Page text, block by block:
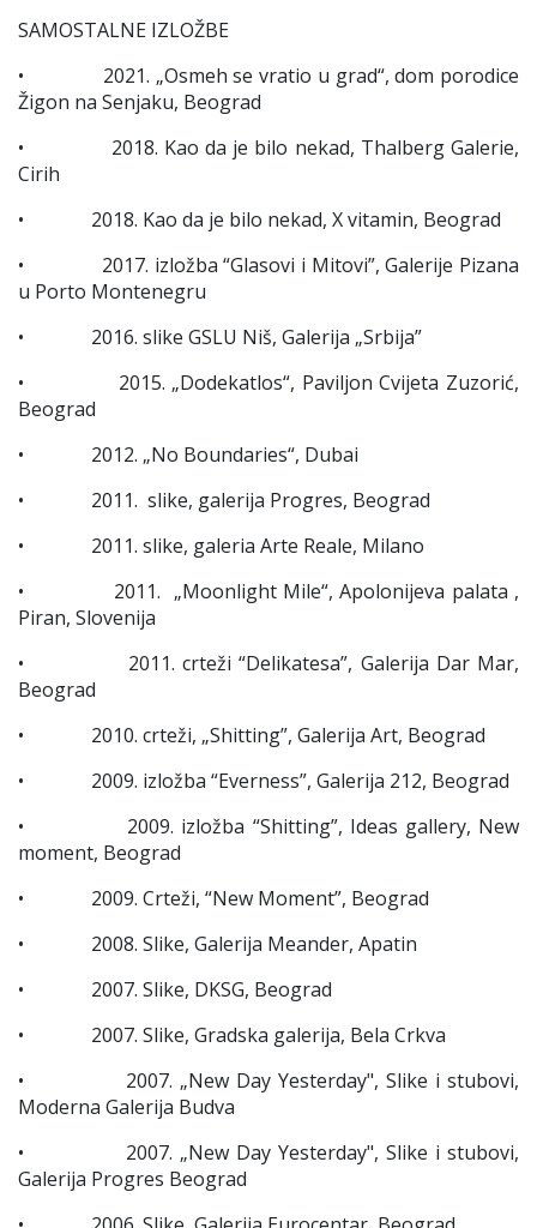
SAMOSTALNE IZLOŽBE
• 2021. „Osmeh se vratio u grad“, dom porodice
Žigon na Senjaku, Beograd
• 2018. Kao da je bilo nekad, Thalberg Galerie,
Cirih
• 2018. Kao da je bilo nekad, X vitamin, Beograd
• 2017. izložba “Glasovi i Mitovi”, Galerije Pizana
u Porto Montenegru
• 2016. slike GSLU Niš, Galerija „Srbija”
• 2015. „Dodekatlos“, Paviljon Cvijeta Zuzorić,
Beograd
• 2012. „No Boundaries“, Dubai
• 2011. slike, galerija Progres, Beograd
• 2011. slike, galeria Arte Reale, Milano
• 2011. „Moonlight Mile“, Apolonijeva palata ,
Piran, Slovenija
• 2011. crteži “Delikatesa”, Galerija Dar Mar,
Beograd
• 2010. crteži, „Shitting”, Galerija Art, Beograd
• 2009. izložba “Everness”, Galerija 212, Beograd
• 2009. izložba “Shitting”, Ideas gallery, New
moment, Beograd
• 2009. Crteži, “New Moment”, Beograd
• 2008. Slike, Galerija Meander, Apatin
• 2007. Slike, DKSG, Beograd
• 2007. Slike, Gradska galerija, Bela Crkva
• 2007. „New Day Yesterday", Slike i stubovi,
Moderna Galerija Budva
• 2007. „New Day Yesterday", Slike i stubovi,
Galerija Progres Beograd